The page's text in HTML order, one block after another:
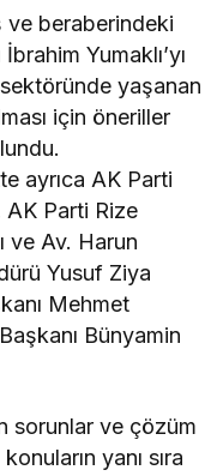
ve beraberindeki
Yumaklı’yı
yaşanan
için öneriller
ayrıca AK Parti
AK Parti Rize
ve Av. Harun
Yusuf Ziya
Mehmet
Bünyamin
sorunlar ve çözüm
yanı sıra